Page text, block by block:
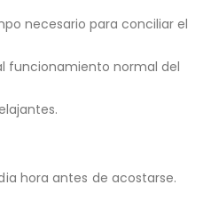
necesario para conciliar el
funcionamiento normal del
hora antes de acostarse.